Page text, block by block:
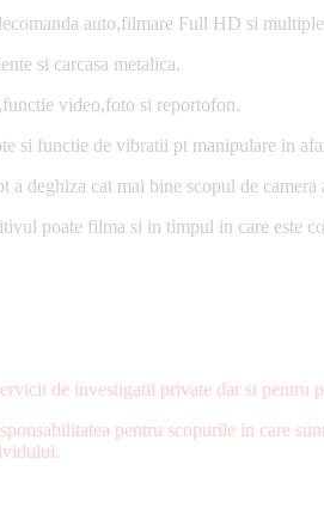
auto,filmare Full HD si
si carcasa metalica.
video,foto si reportofon.
si functie de vibratii pt manipulare in
a deghiza cat mai bine scopul de
poate filma si in timpul in care este
de investigatii private dar si
pentru scopurile in care